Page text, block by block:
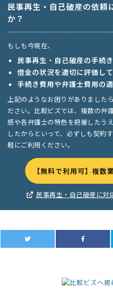
民事再生・自己破産の依頼
か？
もしも今現在、
民事再生・自己破産の手続
借金の状況を適切に評価し
手続き費用や弁護士費用の
上記のようなお困りがありました
ださい。比較ビズでは、複数の弁
感や各弁護士の特色を把握したう
したからといって、必ずしも契約
軽にご利用ください。
【無料で利用可】複数
民事再生・自己破産に対